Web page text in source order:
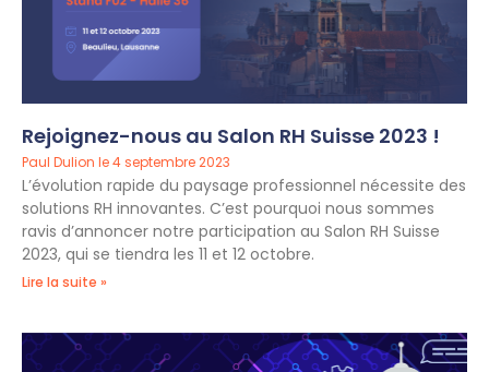
Rejoignez-nous au Salon RH Suisse 2023 !
Paul Dulion 4 septembre 2023
L’évolution rapide du paysage professionnel nécessite des
solutions RH innovantes. C’est pourquoi nous sommes
ravis d’annoncer notre participation au Salon RH Suisse
2023, qui se tiendra les 11 et 12 octobre.
Lire la suite »